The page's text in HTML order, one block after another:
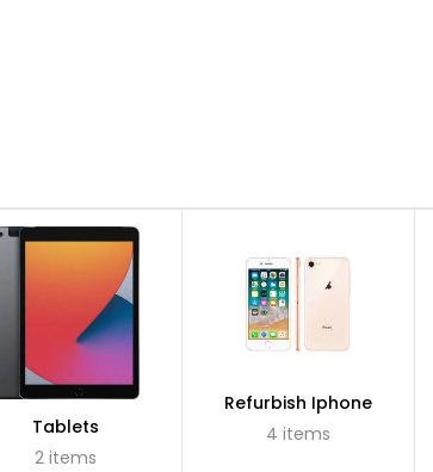
Tablets
2 items
Refurbish Iphone
4 items